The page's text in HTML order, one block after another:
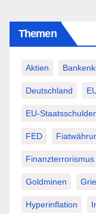
Themen
Aktien
Deutschland
EU-
FED
Finanzterrorismus
Goldminen
Hyperinflation